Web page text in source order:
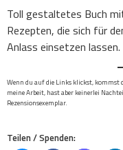
Toll gestaltetes Buch
Rezepten, die sich für
Anlass einsetzen
Wenn du auf die Links klickst,
meine Arbeit, hast aber keinerlei
Rezensionsexemplar.
Teilen / Spenden: